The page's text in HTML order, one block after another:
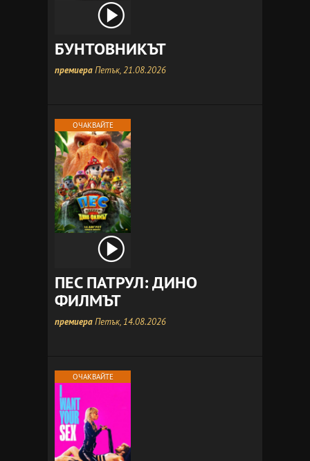
БУНТОВНИКЪТ
премиераПетък, 21.08.2026
ОЧАКВАЙТЕ
ПЕС ПАТРУЛ: ДИНО
ФИЛМЪТ
премиераПетък, 14.08.2026
ОЧАКВАЙТЕ